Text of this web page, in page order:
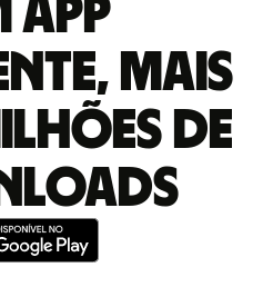
app
mais
de